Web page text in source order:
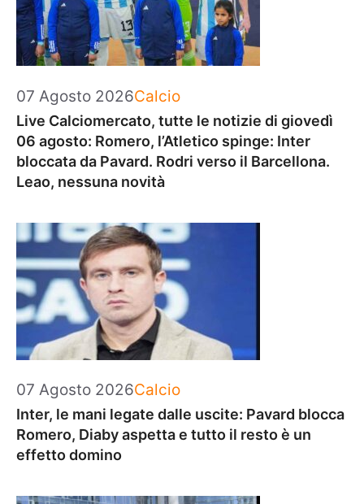
07 Agosto 2026Categorie
Calcio
Live Calciomercato, tutte le notizie di giovedì
06 agosto: Romero, l’Atletico spinge: Inter
bloccata da Pavard. Rodri verso il Barcellona.
Leao, nessuna novità
07 Agosto 2026Categorie
Calcio
Inter, le mani legate dalle uscite: Pavard blocca
Romero, Diaby aspetta e tutto il resto è un
effetto domino